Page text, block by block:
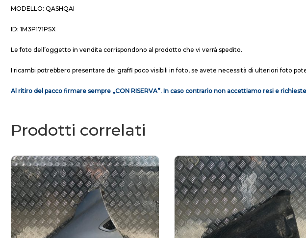
MODELLO: QASHQAI
ID: 1M3P171PSX
Le foto dell’oggetto in vendita corrispondono al prodotto che vi verrà spedito.
I ricambi potrebbero presentare dei graffi poco visibili in foto, se avete necessità di ulteriori foto
Al ritiro del pacco firmare sempre ,,CON RISERVA”. In caso contrario non accettiamo resi e
Prodotti correlati